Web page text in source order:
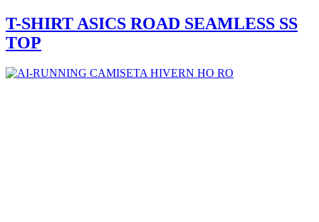
T-SHIRT ASICS ROAD SEAMLESS SS
TOP